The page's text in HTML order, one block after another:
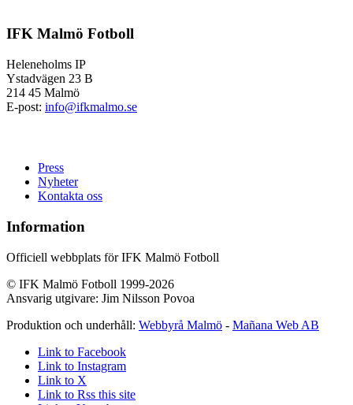
IFK Malmö Fotboll
Heleneholms IP
Ystadvägen 23 B
214 45 Malmö
E-post: info@ifkmalmo.se
Press
Nyheter
Kontakta oss
Information
Officiell webbplats för IFK Malmö Fotboll
© IFK Malmö Fotboll 1999-2026
Ansvarig utgivare: Jim Nilsson Povoa
Produktion och underhåll: Webbyrå Malmö - Mañana Web AB
Link to Facebook
Link to Instagram
Link to X
Link to Rss this site